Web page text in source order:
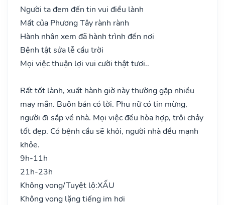
Người ta đem đến tin vui điều lành
Mất của Phương Tây rành rành
Hành nhân xem đã hành trình đến nơi
Bệnh tật sửa lễ cầu trời
Mọi việc thuận lợi vui cười thật tươi..
Rất tốt lành, xuất hành giờ này thường gặp nhiều
may mắn. Buôn bán có lời. Phụ nữ có tin mừng,
người đi sắp về nhà. Mọi việc đều hòa hợp, trôi chảy
tốt đẹp. Có bệnh cầu sẽ khỏi, người nhà đều mạnh
khỏe.
9h-11h
21h-23h
Không vong/Tuyệt lộ:XẤU
Không vong lặng tiếng im hơi